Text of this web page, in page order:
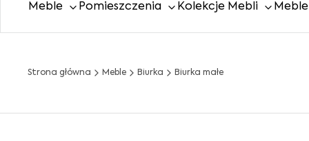
Meble Pomieszczenia Kolekcje Mebli
Strona główna Meble Biurka Biurka małe